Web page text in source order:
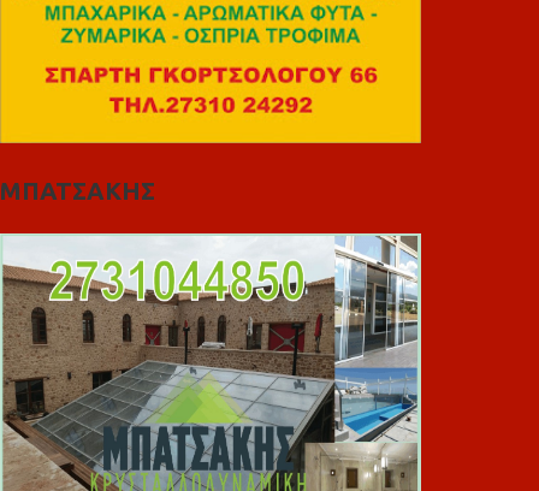
ΜΠΑΤΣΑΚΗΣ